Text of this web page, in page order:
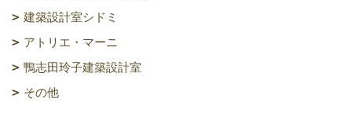
建築設計室シドミ
アトリエ・マーニ
鴨志田玲子建築設計室
その他